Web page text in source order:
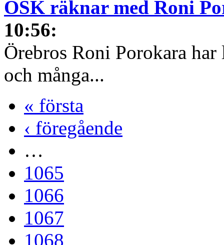
ÖSK räknar med Roni
10:56:
Örebros Roni Porokara
och många...
« första
‹ föregående
…
1065
1066
1067
1068